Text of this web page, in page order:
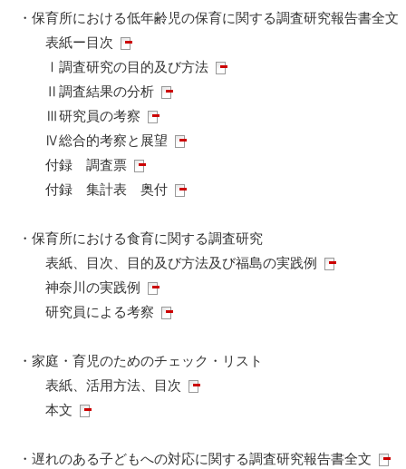
・保育所における低年齢児の保育に関する調査研究報告書全文
表紙ー目次
Ⅰ調査研究の目的及び方法
Ⅱ調査結果の分析
Ⅲ研究員の考察
Ⅳ総合的考察と展望
付録 調査票
付録 集計表 奥付
・保育所における食育に関する調査研究
表紙、目次、目的及び方法及び福島の実践例
神奈川の実践例
研究員による考察
・家庭・育児のためのチェック・リスト
表紙、活用方法、目次
本文
・遅れのある子どもへの対応に関する調査研究報告書全文